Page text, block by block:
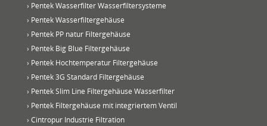
› Pentek Wasserfilter Wasserfiltersysteme
› Pentek Wasserfiltergehäuse
› Pentek PP natur Filtergehäuse
› Pentek Big Blue Filtergehäuse
› Pentek Hochtemperatur Filtergehäuse
› Pentek 3G Standard Filtergehäuse
› Pentek Slim Line Filtergehäuse Wasserfilter
› Pentek Filtergehäuse mit integriertem Ventil
› Cintropur Industrie Filtration